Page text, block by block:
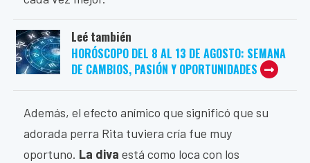
Leé también
HORÓSCOPO DEL 8 AL 13 DE AGOSTO: SEMANA
DE CAMBIOS, PASIÓN Y OPORTUNIDADES
Además, el efecto anímico que significó que su
adorada perra Rita tuviera cría fue muy
oportuno. La diva está como loca con los